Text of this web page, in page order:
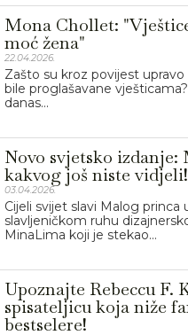
Mona Chollet:
moć žena"
22.04.2026.
Zašto su kroz povijest
bile proglašavane
danas...
Novo svjetsko
kakvog još niste vidjeli!
03.04.2026.
Cijeli svijet slavi Malog princa
slavljeničkom ruhu
MinaLima koji je stekao...
Upoznajte Rebeccu F.
spisateljicu koja niže
bestselere!